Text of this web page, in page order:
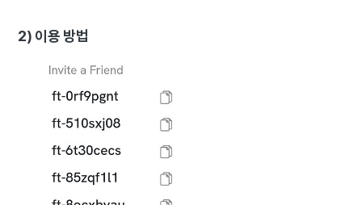
2) 이용 방법